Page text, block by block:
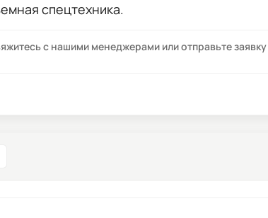
спецтехника.
с нашими менеджерами или отправьте